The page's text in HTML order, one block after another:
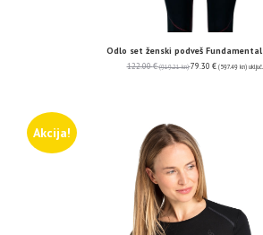
Odlo set ženski podveš
122.00€ (919.21 kn) 79.30 € (597.49 kn)
Akcija!